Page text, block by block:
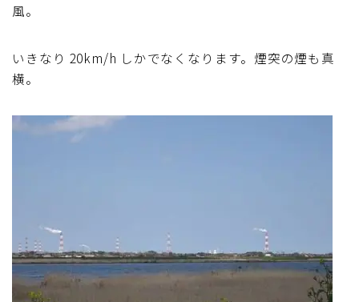
風。
いきなり 20km/h しかでなくなります。煙突の煙も真
横。